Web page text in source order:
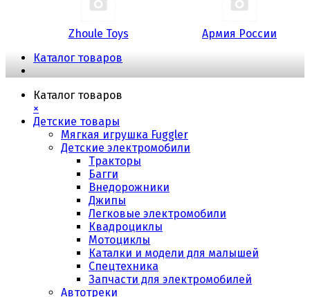
Zhoule Toys
Армия России
Каталог товаров
Каталог товаров
×
Детские товары
Мягкая игрушка Fuggler
Детские электромобили
Тракторы
Багги
Внедорожники
Джипы
Легковые электромобили
Квадроциклы
Мотоциклы
Каталки и модели для малышей
Спецтехника
Запчасти для электромобилей
Автотреки